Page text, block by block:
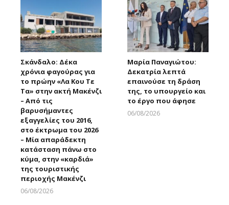
Σκάνδαλο: Δέκα
χρόνια φαγούρας για
το πρώην «Λα Κου Τε
Τα» στην ακτή Μακένζι
– Από τις
βαρυσήμαντες
εξαγγελίες του 2016,
στο έκτρωμα του 2026
– Μία απαράδεκτη
κατάσταση πάνω στο
κύμα, στην «καρδιά»
της τουριστικής
περιοχής Μακένζι
06/08/2026
Μαρία Παναγιώτου:
Δεκατρία λεπτά
επαινούσε τη δράση
της, το υπουργείο και
το έργο που άφησε
06/08/2026